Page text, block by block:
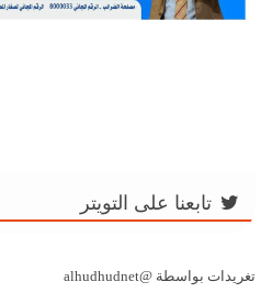
تابعنا على التويتر
تغريدات بواسطة @alhudhudnet